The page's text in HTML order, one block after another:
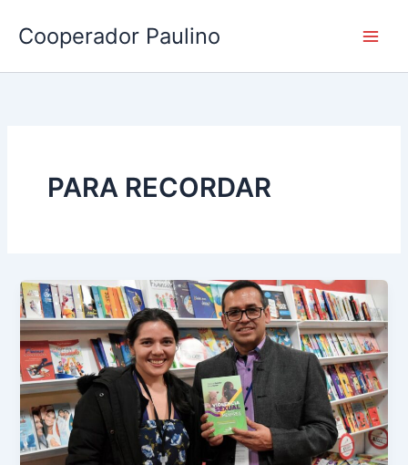
contenido
Cooperador Paulino
PARA RECORDAR